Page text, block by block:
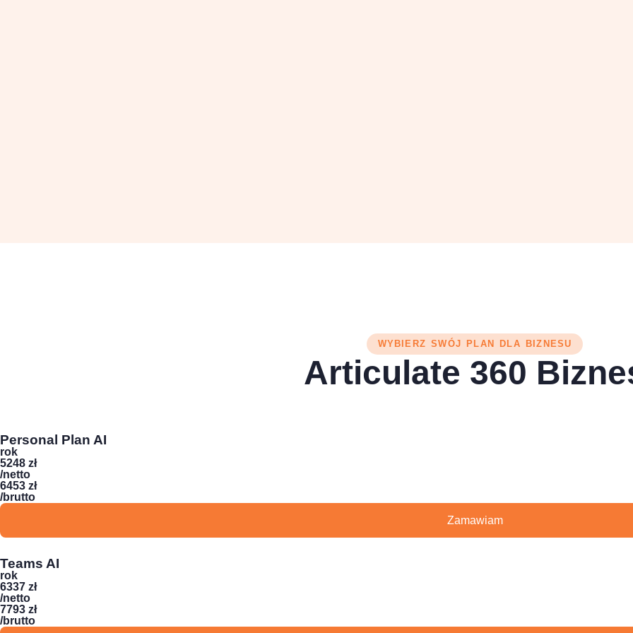
WYBIERZ SWÓJ PLAN DLA BIZNESU
Articulate 360
Personal Plan AI
rok
5248 zł
/netto
6453 zł
/brutto
Zamawiam
Teams AI
rok
6337 zł
/netto
7793 zł
/brutto